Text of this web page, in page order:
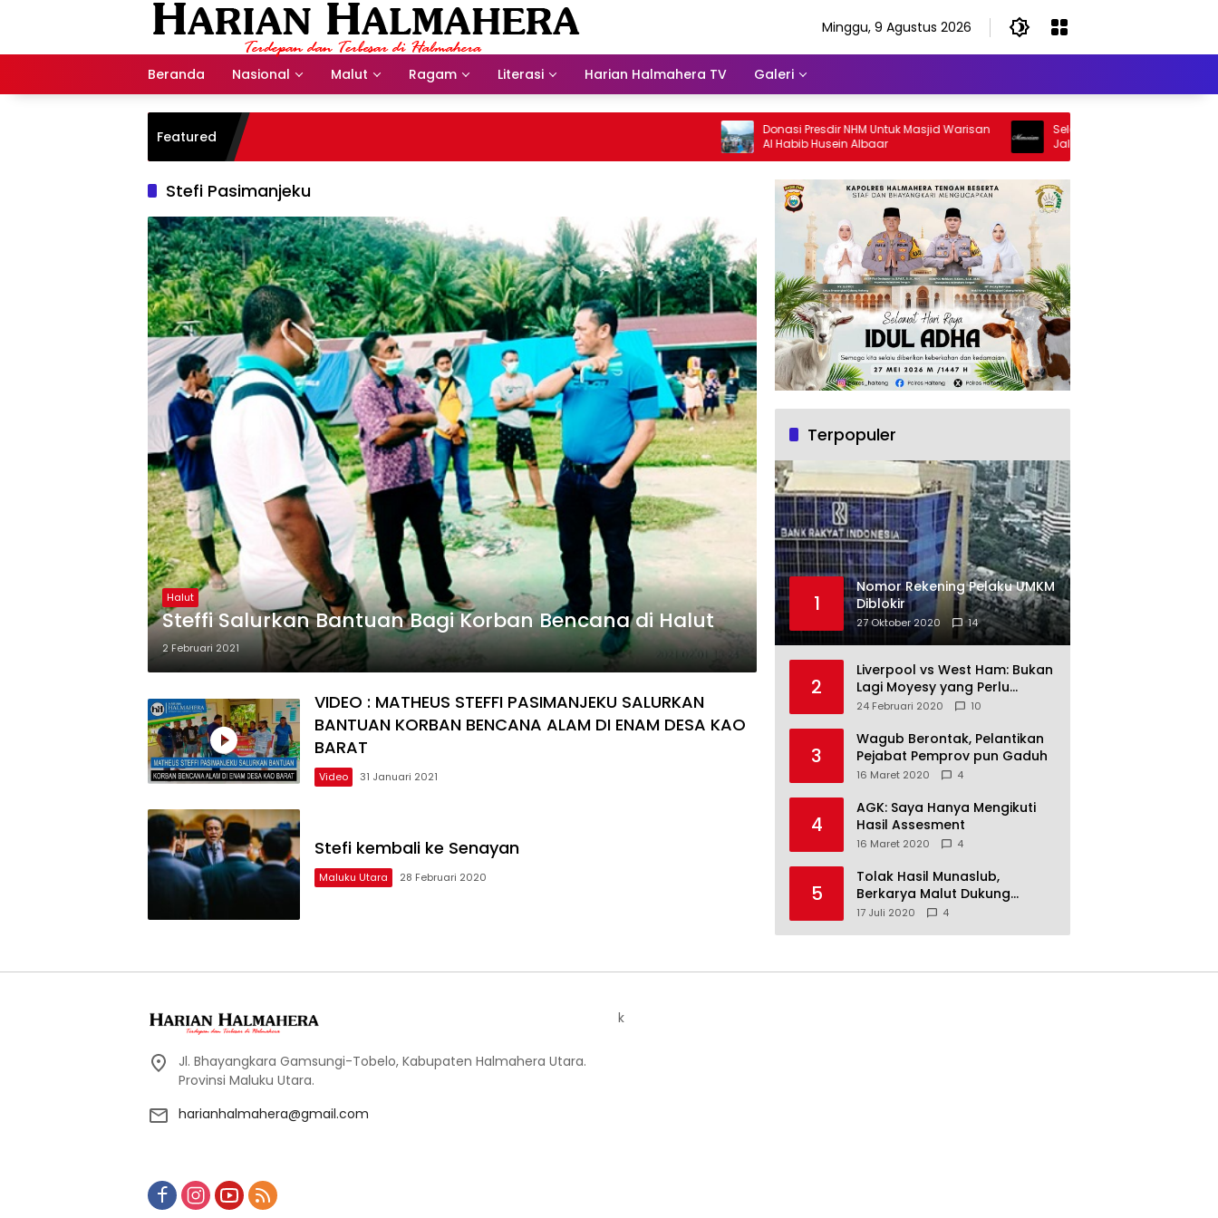
Minggu, 9 Agustus 2026
Beranda Nasional Malut Ragam Literasi Harian Halmahera TV Galeri
Featured
Donasi Presdir NHM Untuk Masjid Warisan
Al Habib Husein Albaar
Selamat Jalan Sang Inspirator,
Jalan Abangku Yuslam Idris
Stefi Pasimanjeku
Halut
Steffi Salurkan Bantuan Bagi Korban Bencana di Halut
2 Februari 2021
VIDEO : MATHEUS STEFFI PASIMANJEKU SALURKAN
BANTUAN KORBAN BENCANA ALAM DI ENAM DESA KAO
BARAT
Video 31 Januari 2021
Stefi kembali ke Senayan
Maluku Utara 28 Februari 2020
Terpopuler
1
Nomor Rekening Pelaku UMKM
Diblokir
27 Oktober 2020 14
2
Liverpool vs West Ham: Bukan
Lagi Moyesy yang Perlu
Ditakuti
24 Februari 2020 10
3
Wagub Berontak, Pelantikan
Pejabat Pemprov pun Gaduh
16 Maret 2020 4
4
AGK: Saya Hanya Mengikuti
Hasil Assesment
16 Maret 2020 4
5
Tolak Hasil Munaslub,
Berkarya Malut Dukung
Tommy Soeharto
17 Juli 2020 4
Jl. Bhayangkara Gamsungi-Tobelo, Kabupaten Halmahera Utara.
Provinsi Maluku Utara.
harianhalmahera@gmail.com
k